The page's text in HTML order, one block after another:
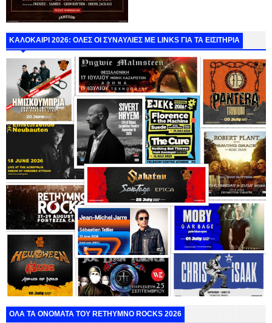
ΚΑΛΟΚΑΙΡΙ 2026: ΟΛΕΣ ΟΙ ΣΥΝΑΥΛΙΕΣ ΜΕ LINKS ΓΙΑ ΤΑ ΕΙΣΙΤΗΡΙΑ
ΟΛΑ ΤΑ ΟΝΟΜΑΤΑ ΤΟΥ RETHYMNO ROCKS 2026